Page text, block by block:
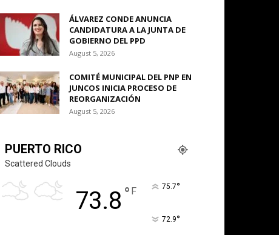
ÁLVAREZ CONDE ANUNCIA
CANDIDATURA A LA JUNTA DE
GOBIERNO DEL PPD
August 5, 2026
COMITÉ MUNICIPAL DEL PNP EN
JUNCOS INICIA PROCESO DE
REORGANIZACIÓN
August 5, 2026
PUERTO RICO
Scattered Clouds
73.8 ° F 75.7°
72.9°